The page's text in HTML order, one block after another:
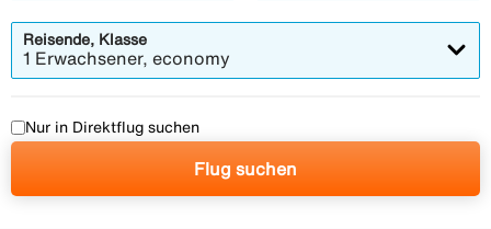
Reisende, Klasse
1 Erwachsener, economy
Nur in Direktflug suchen
Flug suchen